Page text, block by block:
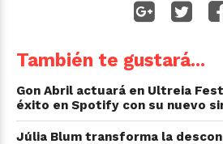
También te gustará...
Gon Abril actuará en Ultreia
éxito en Spotify con su nuevo
Júlia Blum transforma la